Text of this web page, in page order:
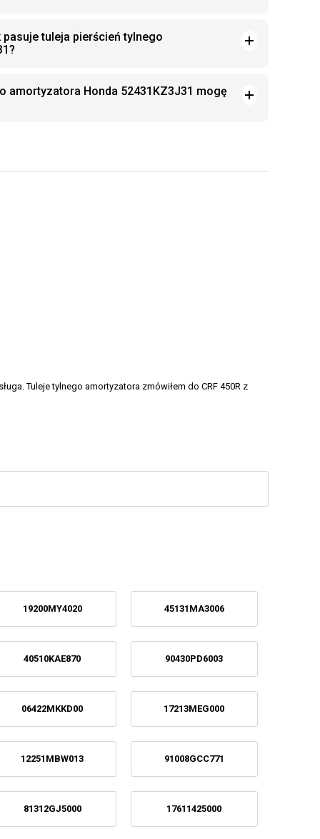
tuleja pierścień tylnego
amortyzatora Honda 52431KZ3J31 mogę
Tuleje tylnego amortyzatora zmówiłem do CRF 450R z
19200MY4020 45131MA3006
40510KAE870 90430PD6003
06422MKKD00 17213MEG000
12251MBW013 91008GCC771
81312GJ5000 17611425000